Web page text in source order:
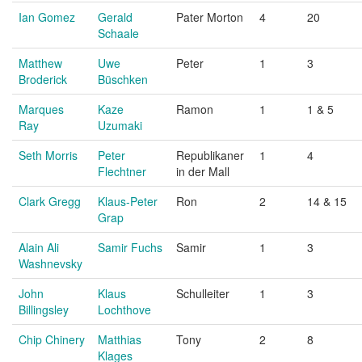
Ian Gomez
Gerald
Schaale
Pater Morton 4 20
Matthew
Broderick
Uwe
Büschken
Peter 1 3
Marques
Ray
Kaze
Uzumaki
Ramon 1 1 & 5
Seth Morris
Peter
Flechtner
Republikaner
in der Mall
1 4
Clark Gregg
Klaus-Peter
Grap
Ron 2 14 & 15
Alain Ali
Washnevsky
Samir Fuchs Samir 1 3
John
Billingsley
Klaus
Lochthove
Schulleiter 1 3
Chip Chinery
Matthias
Klages
Tony 2 8